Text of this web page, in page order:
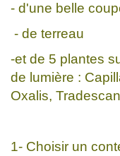
- d'une belle
- de terreau
-et de 5 plantes
de lumière :
Oxalis,
1- Choisir un